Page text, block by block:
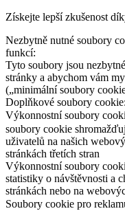
Získejte lepší zkušenost
Nezbytně nutné soubory
funkcí:
Tyto soubory jsou
stránky a abychom vám
(„minimální soubory
Doplňkové soubory cookie:
Výkonnostní soubory
soubory cookie
uživatelů na našich
stránkách třetích stran
Výkonnostní soubory
statistiky o návštěvnosti a
stránkách nebo na
Soubory cookie pro